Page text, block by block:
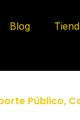
Blog
Público,